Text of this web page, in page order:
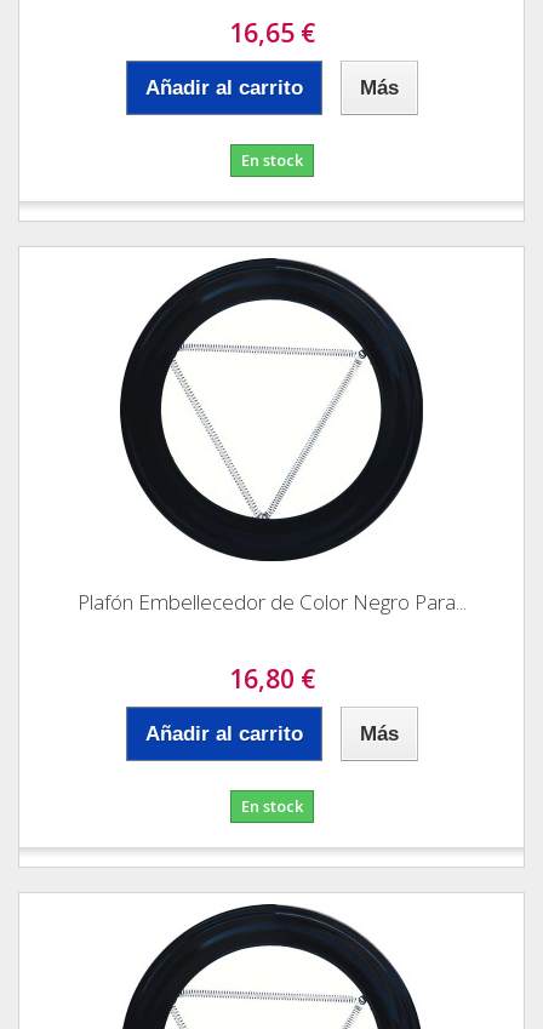
16,65 €
Añadir al carrito Más
En stock
Plafón Embellecedor de Color Negro Para...
16,80 €
Añadir al carrito Más
En stock